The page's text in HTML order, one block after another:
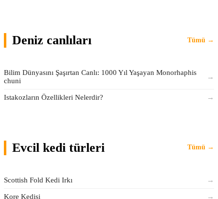
Deniz canlıları Tümü →
Bilim Dünyasını Şaşırtan Canlı: 1000 Yıl Yaşayan Monorhaphis
chuni
→
Istakozların Özellikleri Nelerdir? →
Evcil kedi türleri Tümü →
Scottish Fold Kedi Irkı →
Kore Kedisi →